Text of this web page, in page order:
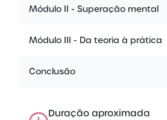
Módulo II - Superação mental
Módulo III - Da teoria à prática
Conclusão
Duração aproximada